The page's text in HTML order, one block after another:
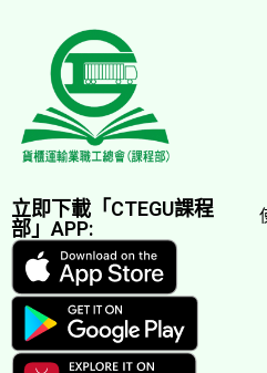
立即下載「CTEGU課程
部」APP: